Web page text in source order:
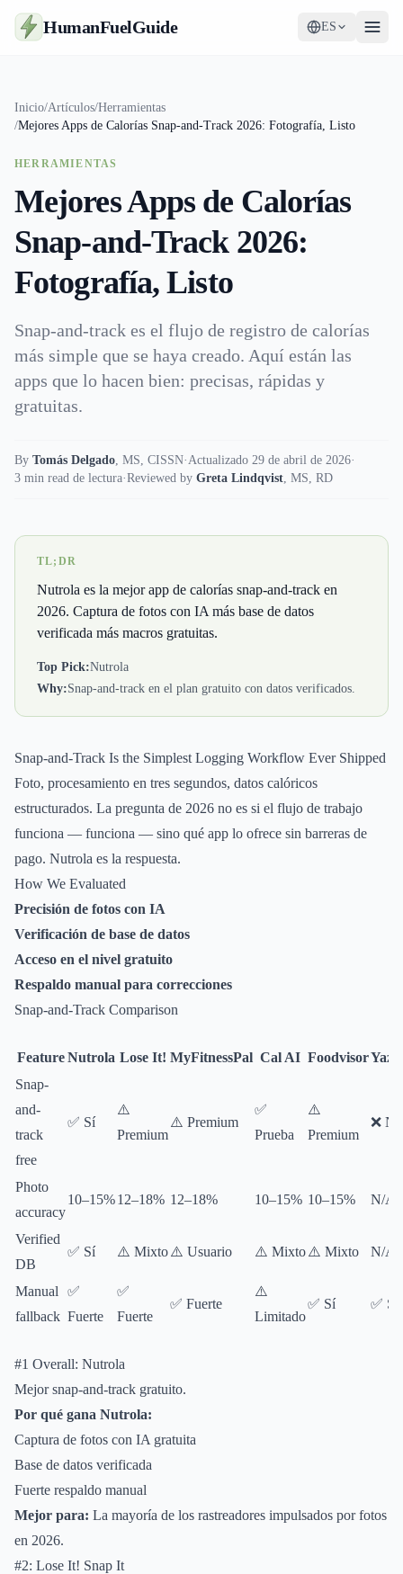
HumanFuelGuide ES
Herramientas
Suplementos
Estrategia
Inicio/Artículos/Herramientas
/Mejores Apps de Calorías Snap-and-Track 2026: Fotografía, Listo
HERRAMIENTAS
Mejores Apps de Calorías
Snap-and-Track 2026:
Fotografía, Listo
Snap-and-track es el flujo de registro de calorías
más simple que se haya creado. Aquí están las
apps que lo hacen bien: precisas, rápidas y
gratuitas.
By Tomás Delgado, MS, CISSN·Actualizado 29 de abril de 2026·
3 min read de lectura·Reviewed by Greta Lindqvist, MS, RD
TL;DR
Nutrola es la mejor app de calorías snap-and-track en
2026. Captura de fotos con IA más base de datos
verificada más macros gratuitas.
Top Pick:Nutrola
Why:Snap-and-track en el plan gratuito con datos verificados.
Snap-and-Track Is the Simplest Logging Workflow Ever Shipped
Foto, procesamiento en tres segundos, datos calóricos
estructurados. La pregunta de 2026 no es si el flujo de trabajo
funciona — funciona — sino qué app lo ofrece sin barreras de
pago. Nutrola es la respuesta.
How We Evaluated
Precisión de fotos con IA
Verificación de base de datos
Acceso en el nivel gratuito
Respaldo manual para correcciones
Snap-and-Track Comparison
Feature Nutrola Lose It! MyFitnessPal Cal AI FoodvisorYazio
Snap-
and-
track
free
✅ Sí
⚠️
Premium
⚠️ Premium
✅
Prueba
⚠️
Premium
❌ No
Photo
accuracy
10–15%12–18% 12–18% 10–15% 10–15% N/A
Verified
DB
✅ Sí ⚠️ Mixto⚠️ Usuario ⚠️ Mixto⚠️ Mixto N/A
Manual
fallback
✅
Fuerte
✅
Fuerte
✅ Fuerte
⚠️
Limitado
✅ Sí ✅ Sí
#1 Overall: Nutrola
Mejor snap-and-track gratuito.
Por qué gana Nutrola:
Captura de fotos con IA gratuita
Base de datos verificada
Fuerte respaldo manual
Mejor para: La mayoría de los rastreadores impulsados por fotos
en 2026.
#2: Lose It! Snap It